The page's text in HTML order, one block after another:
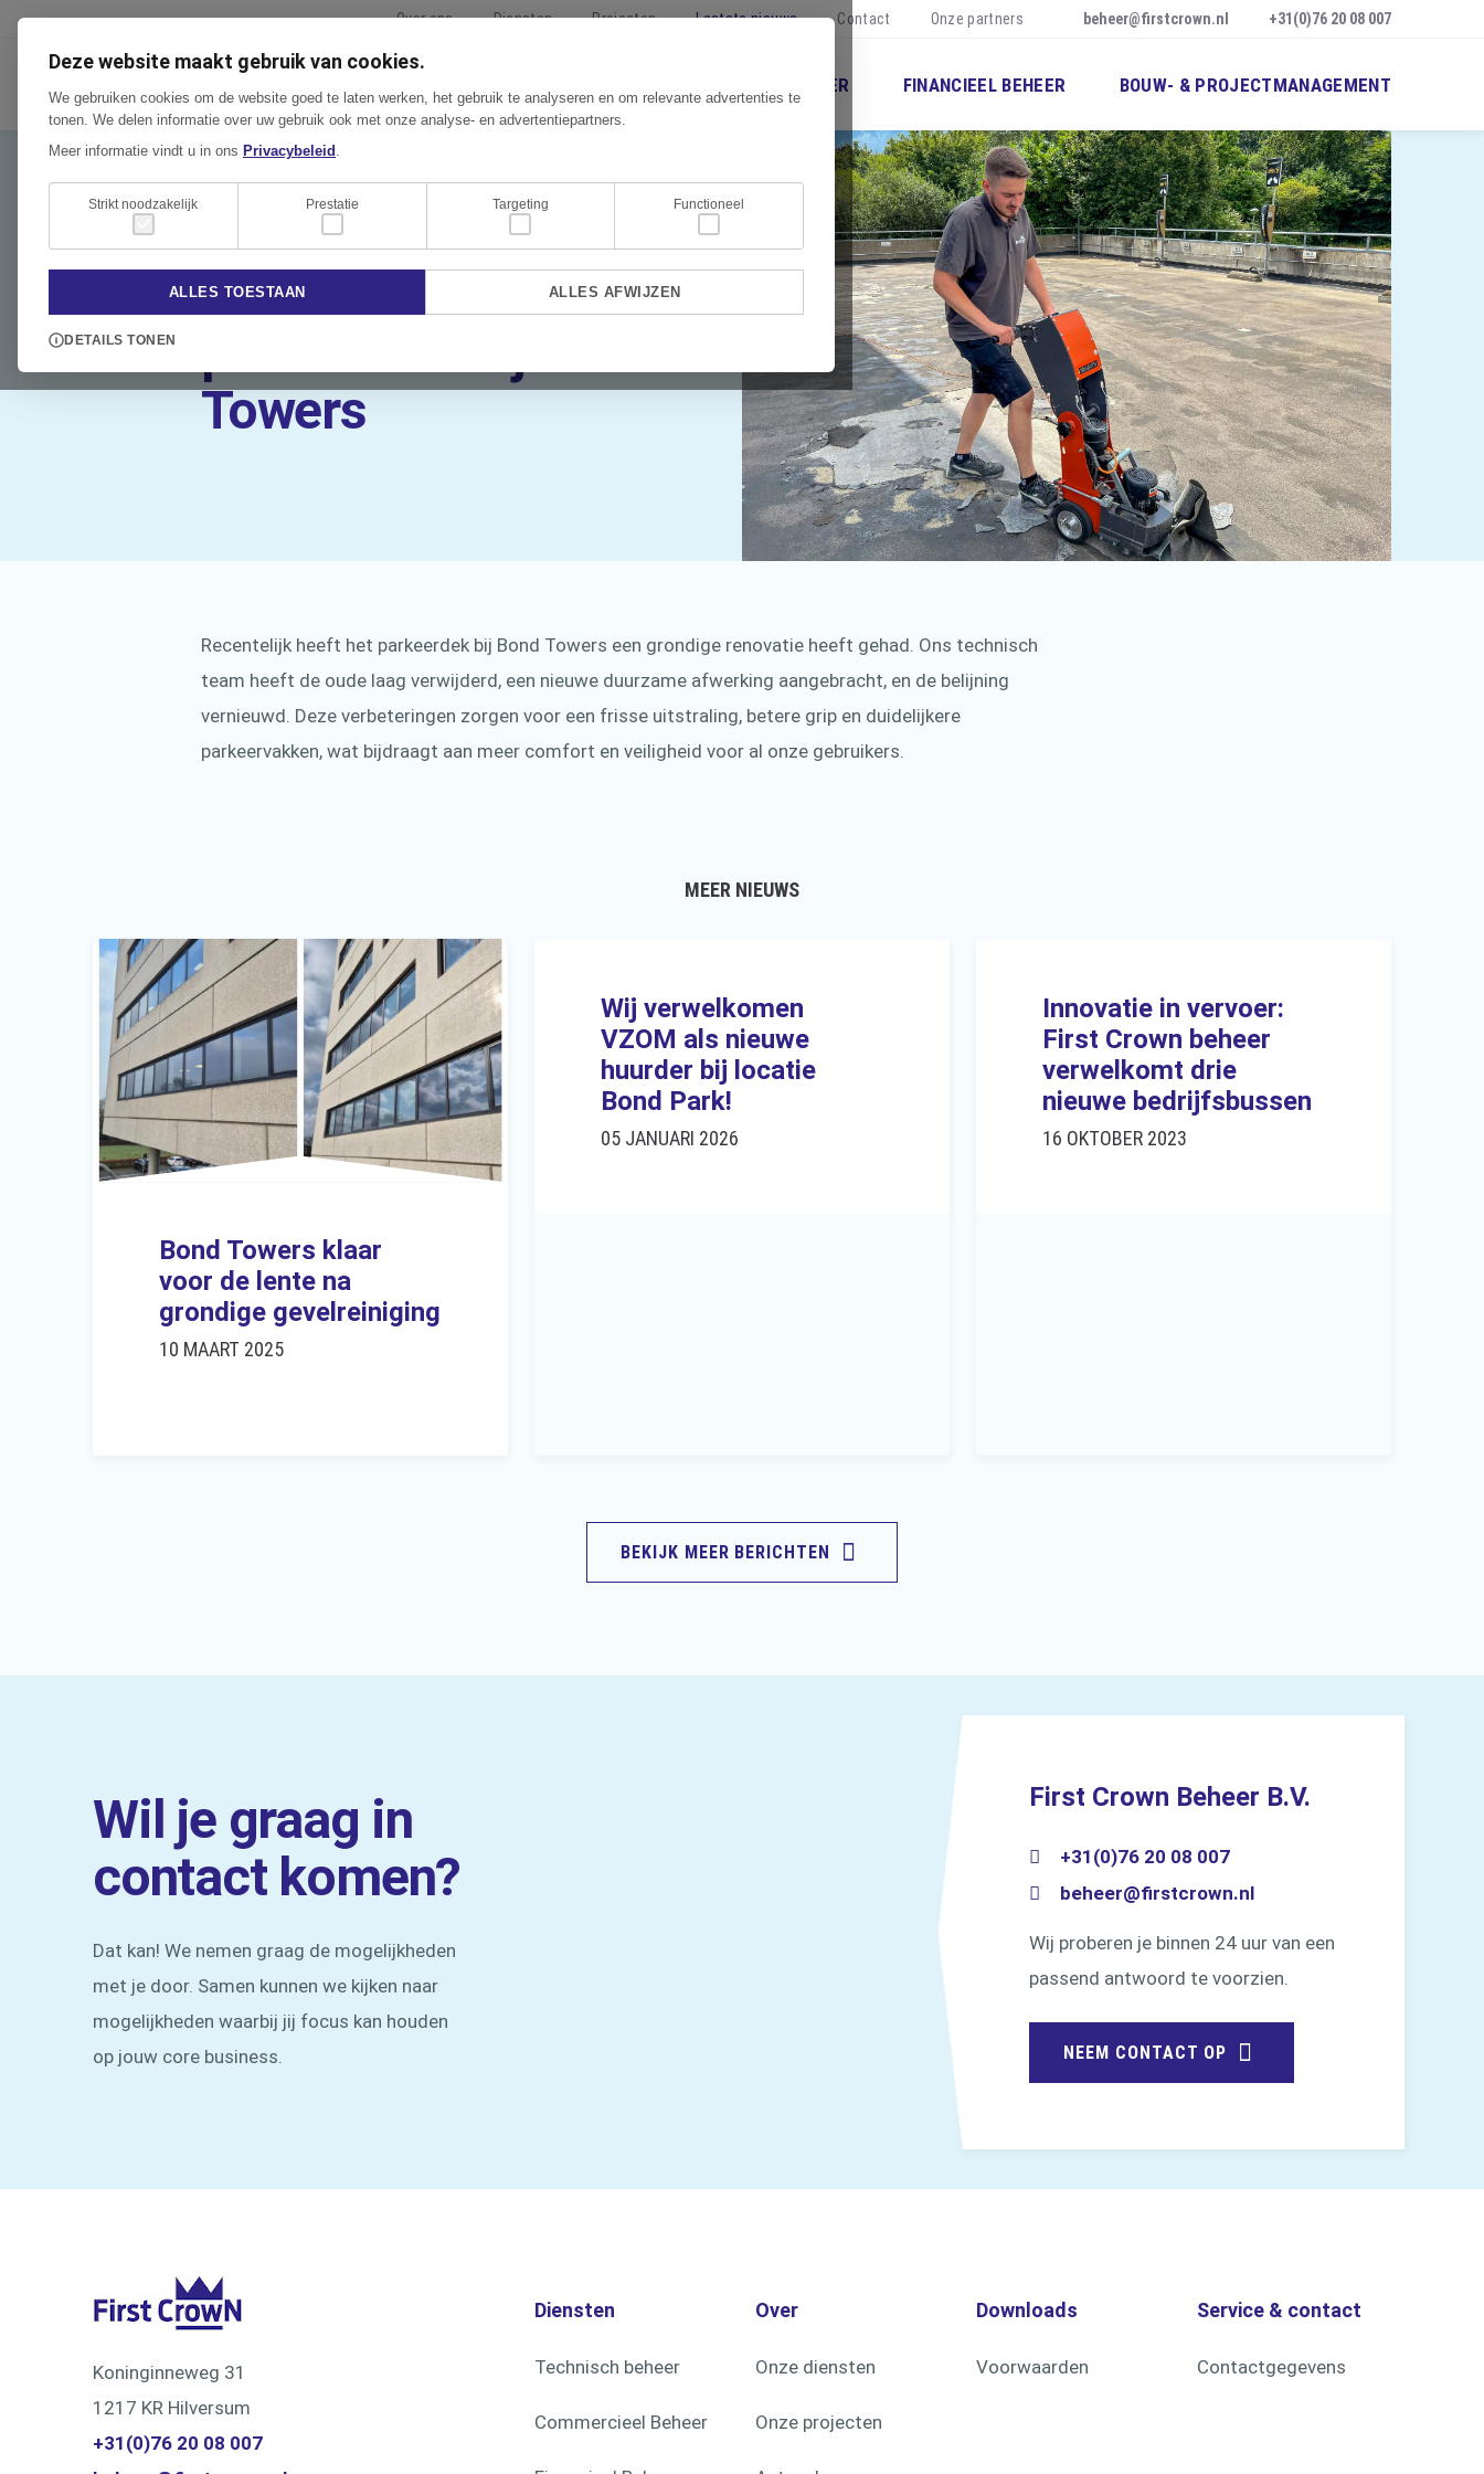
+31(0)76 20 08 007
beheer@firstcrown.nl
Over ons Diensten Projecten Laatste nieuws Contact Onze partners
COMMERCIEEL BEHEER FINANCIEEL BEHEER BOUW- & PROJECTMANAGEMENT
NIEUWSBERICHT | 06 AUGUSTUS 2024
Vernieuwd
Towers
Recentelijk heeft het parkeerdek bij Bond Towers een grondige renovatie heeft gehad. Ons technisch
team heeft de oude laag verwijderd, een nieuwe duurzame afwerking aangebracht, en de belijning
vernieuwd. Deze verbeteringen zorgen voor een frisse uitstraling, betere grip en duidelijkere
parkeervakken, wat bijdraagt aan meer comfort en veiligheid voor al onze gebruikers.
MEER NIEUWS
Bond Towers klaar
voor de lente na
grondige gevelreiniging
10 MAART 2025
Wij verwelkomen
VZOM als nieuwe
huurder bij locatie
Bond Park!
05 JANUARI 2026
Innovatie in vervoer:
First Crown beheer
verwelkomt drie
nieuwe bedrijfsbussen
16 OKTOBER 2023
BEKIJK MEER BERICHTEN
Wil je graag in
contact komen?
Dat kan! We nemen graag de mogelijkheden
met je door. Samen kunnen we kijken naar
mogelijkheden waarbij jij focus kan houden
op jouw core business.
First Crown Beheer B.V.
+31(0)76 20 08 007
beheer@firstcrown.nl
Wij proberen je binnen 24 uur van een
passend antwoord te voorzien.
NEEM CONTACT OP
Koninginneweg 31
1217 KR Hilversum
+31(0)76 20 08 007
Diensten
Technisch beheer
Commercieel Beheer
Over
Onze diensten
Onze projecten
Downloads
Voorwaarden
Service & contact
Contactgegevens
Deze website maakt gebruik van cookies.
We gebruiken cookies om de website goed te laten werken, het gebruik te analyseren en om relevante advertenties te
tonen. We delen informatie over uw gebruik ook met onze analyse- en advertentiepartners.
Meer informatie vindt u in ons Privacybeleid .
Strikt noodzakelijk Prestatie Targeting Functioneel
ALLES TOESTAAN ALLES AFWIJZEN
DETAILS TONEN